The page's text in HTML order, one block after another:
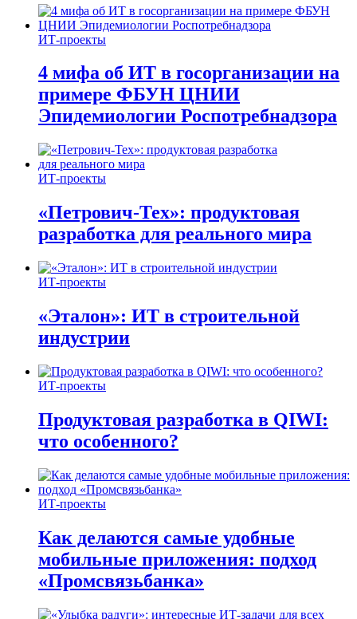
ИТ-проекты
4 мифа об ИТ в госорганизации на
примере ФБУН ЦНИИ
Эпидемиологии Роспотребнадзора
ИТ-проекты
«Петрович-Тех»: продуктовая
разработка для реального мира
ИТ-проекты
«Эталон»: ИТ в строительной
индустрии
ИТ-проекты
Продуктовая разработка в QIWI:
что особенного?
ИТ-проекты
Как делаются самые удобные
мобильные приложения: подход
«Промсвязьбанка»